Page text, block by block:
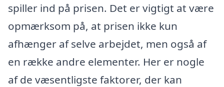
spiller ind på prisen. Det er vigtigt at være
opmærksom på, at prisen ikke kun
afhænger af selve arbejdet, men også af
en række andre elementer. Her er nogle
af de væsentligste faktorer, der kan